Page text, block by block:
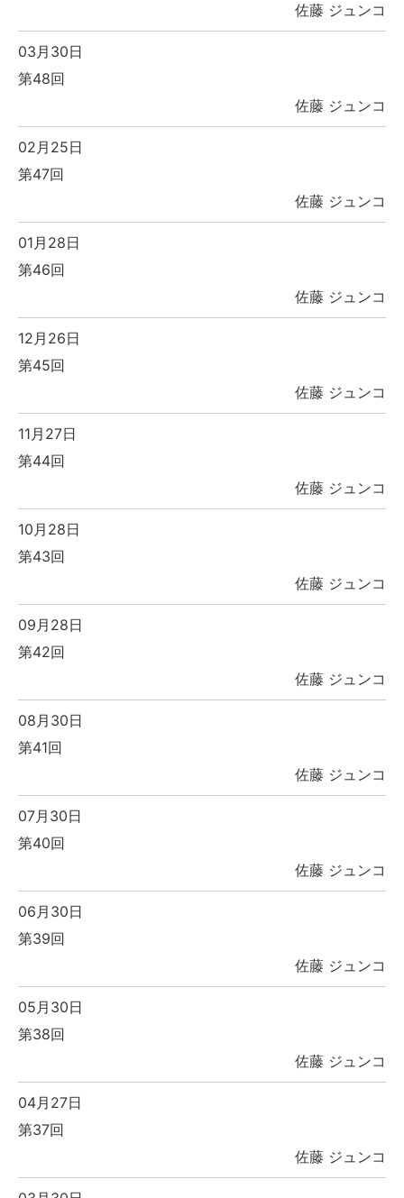
佐藤 ジュンコ
03月30日
第48回
佐藤 ジュンコ
02月25日
第47回
佐藤 ジュンコ
01月28日
第46回
佐藤 ジュンコ
12月26日
第45回
佐藤 ジュンコ
11月27日
第44回
佐藤 ジュンコ
10月28日
第43回
佐藤 ジュンコ
09月28日
第42回
佐藤 ジュンコ
08月30日
第41回
佐藤 ジュンコ
07月30日
第40回
佐藤 ジュンコ
06月30日
第39回
佐藤 ジュンコ
05月30日
第38回
佐藤 ジュンコ
04月27日
第37回
佐藤 ジュンコ